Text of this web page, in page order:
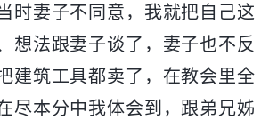
时妻子不同意，我就把自己这
想法跟妻子谈了，妻子也不反
建筑工具都卖了，在教会里全
尽本分中我体会到，跟弟兄姊